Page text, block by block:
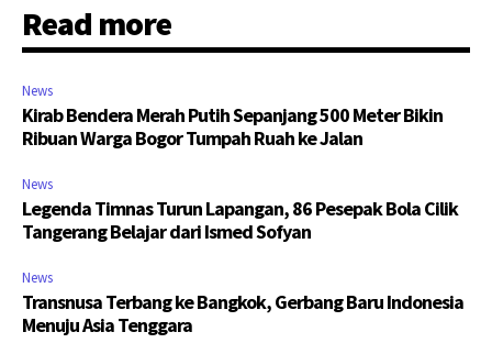
Read more
News
Kirab Bendera Merah Putih Sepanjang 500 Meter Bikin
Ribuan Warga Bogor Tumpah Ruah ke Jalan
News
Legenda Timnas Turun Lapangan, 86 Pesepak Bola Cilik
Tangerang Belajar dari Ismed Sofyan
News
Transnusa Terbang ke Bangkok, Gerbang Baru Indonesia
Menuju Asia Tenggara